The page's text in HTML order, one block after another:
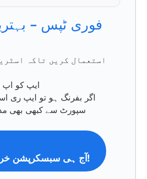
فوری ٹپس –
ایپ کو اپ
اگر بفرنگ ہو تو ایپ ری
24/7 سپورٹ سے کبھی بھی
آج ہی سبسکرپشن خریدیں!